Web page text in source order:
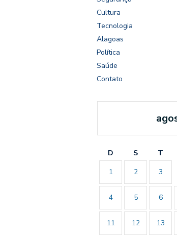
Cultura
Tecnologia
Alagoas
Política
Saúde
Contato
D S T
1
2 3
4 5 6
11 12 13